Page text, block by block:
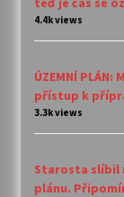
4.4k views
ÚZEMNÍ
přístup k
3.3k views
Starosta slíbil
plánu.